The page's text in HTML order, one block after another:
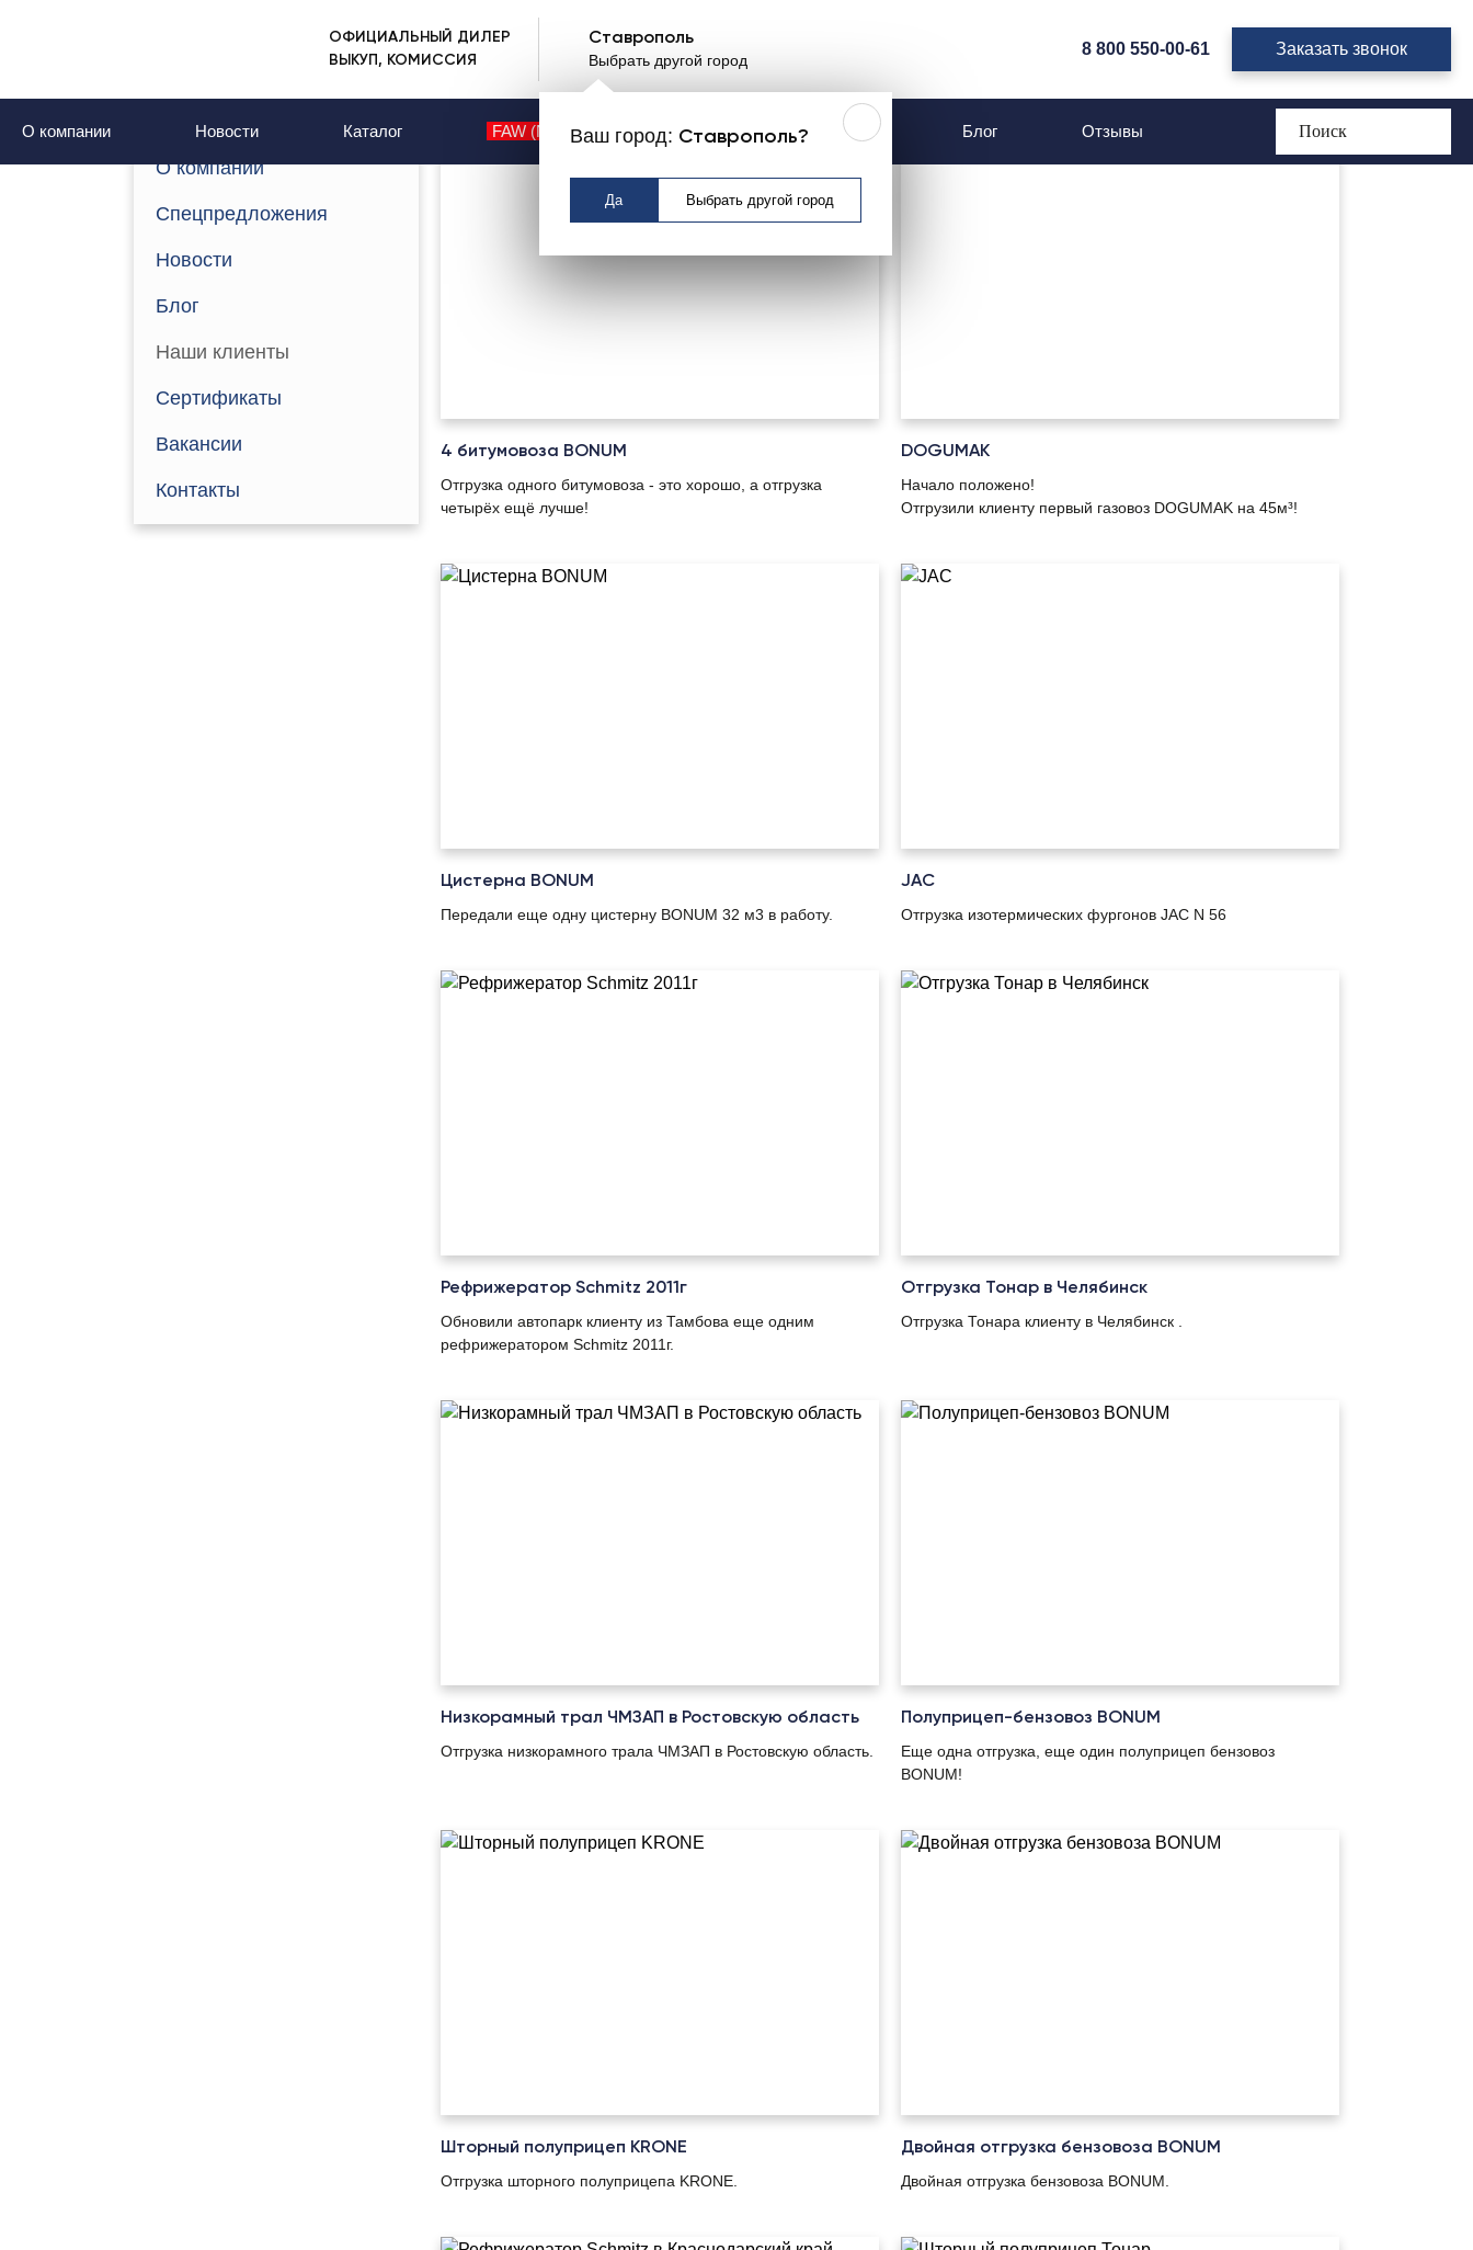
ОФИЦИАЛЬНЫЙ ДИЛЕР
ВЫКУП, КОМИССИЯ
Ставрополь
Выбрать другой город
Ваш город: Ставрополь?
Да Выбрать другой город
8 800 550-00-61 Заказать звонок
О компании Новости Каталог FAW (NEW) Контакты Услуги Блог Отзывы
Наши клиенты
О компании
Спецпредложения
Новости
Блог
Наши клиенты
Сертификаты
Вакансии
Контакты
4 битумовоза BONUM
Отгрузка одного битумовоза - это хорошо, а отгрузка
четырёх ещё лучше!
DOGUMAK
Начало положено!
Отгрузили клиенту первый газовоз DOGUMAK на 45м³!
Цистерна BONUM
Передали еще одну цистерну BONUM 32 м3 в работу.
JAC
Отгрузка изотермических фургонов JAC N 56
Рефрижератор Schmitz 2011г
Обновили автопарк клиенту из Тамбова еще одним
рефрижератором Schmitz 2011г.
Отгрузка Тонар в Челябинск
Отгрузка Тонара клиенту в Челябинск .
Низкорамный трал ЧМЗАП в Ростовскую область
Отгрузка низкорамного трала ЧМЗАП в Ростовскую область.
Полуприцеп-бензовоз BONUM
Еще одна отгрузка, еще один полуприцеп бензовоз
BONUM!
Шторный полуприцеп KRONE
Отгрузка шторного полуприцепа KRONE.
Двойная отгрузка бензовоза BONUM
Двойная отгрузка бензовоза BONUM.